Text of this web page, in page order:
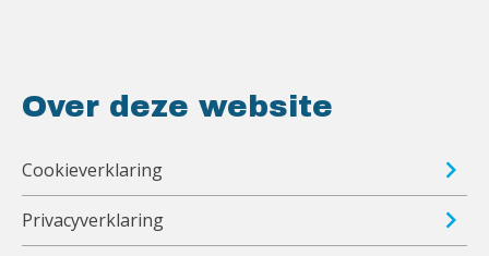
Over deze website
Cookieverklaring
Privacyverklaring